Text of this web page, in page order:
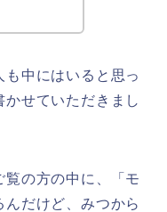
中にはいると思っ
せていただきまし
の方の中に、「モ
だけど、みつから